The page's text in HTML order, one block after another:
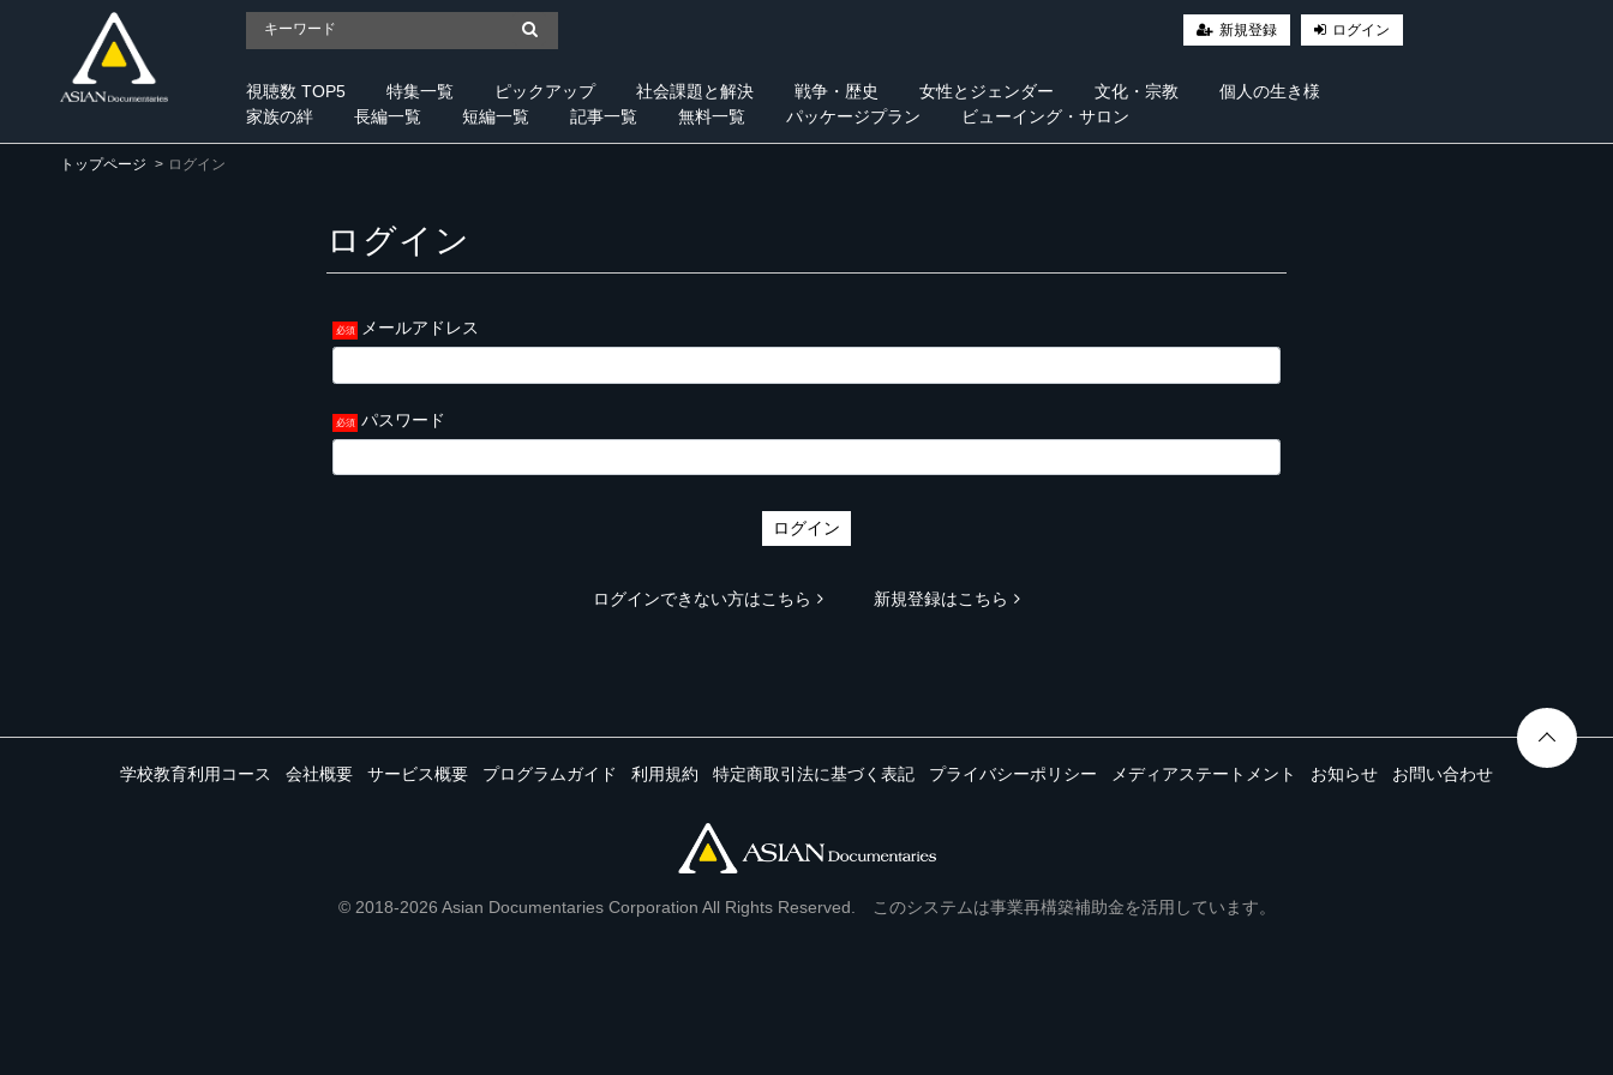
新規登録 ログイン
視聴数 TOP5 特集一覧 ピックアップ 社会課題と解決 戦争・歴史 女性とジェンダー 文化・宗教
個人の生き様
家族の絆
長編一覧 短編一覧 記事一覧 無料一覧 パッケージプラン ビューイング・サロン
トップページ ログイン
ログイン
メールアドレス
パスワード
ログイン
ログインできない方はこちら 新規登録はこちら
学校教育利用コース 会社概要 サービス概要 プログラムガイド 利用規約 特定商取引法に基づく表記 プライバシーポリシー メディアステートメント お知らせ お問い合わせ
© 2018-2026 Asian Documentaries Corporation All Rights Reserved. このシステムは事業再構築補助金を活用しています。